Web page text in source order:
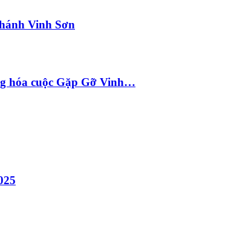
Vinh Sơn
hóa cuộc Gặp Gỡ Vinh…